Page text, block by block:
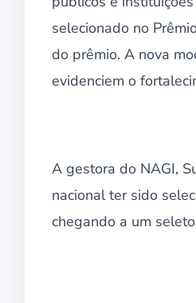
selecionado no
do prêmio. A nova
evidenciem o
A gestora do NAGI,
nacional ter sido
chegando a um